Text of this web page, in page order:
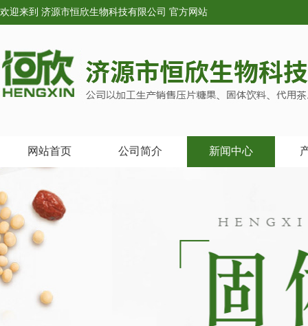
欢迎来到 济源市恒欣生物科技有限公司 官方网站
网站首页 公司简介 新闻中心